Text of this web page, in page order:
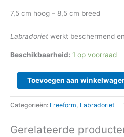
7,5 cm hoog – 8,5 cm breed
Labradoriet werkt beschermend
Beschikbaarheid: 1 op voorraad
Toevoegen aan
Categorieën: Freeform Labradoriet
Gerelateerde